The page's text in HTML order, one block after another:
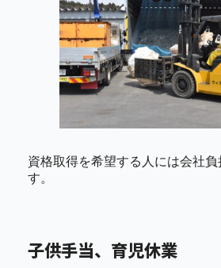
資格取得を希望する人には会社負
す。
子供手当、育児休業